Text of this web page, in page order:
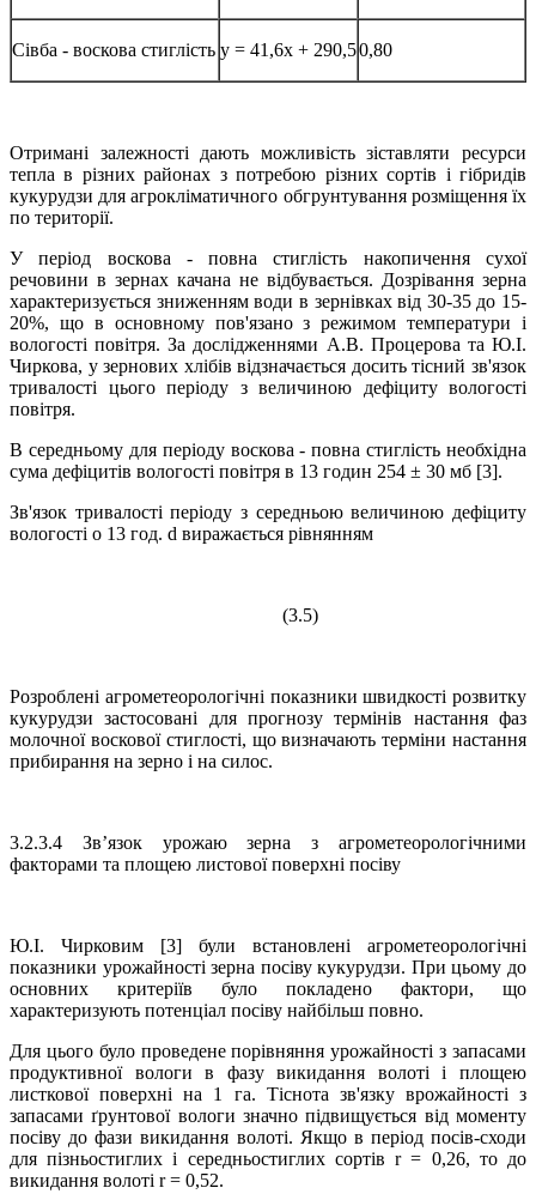
Сівба - воскова стиглість y = 41,6x + 290,50,80
Отримані залежності дають можливість зіставляти ресурси
тепла в різних районах з потребою різних сортів і гібридів
кукурудзи для агрокліматичного обгрунтування розміщення їх
по території.
У період воскова - повна стиглість накопичення сухої
речовини в зернах качана не відбувається. Дозрівання зерна
характеризується зниженням води в зернівках від 30-35 до 15-
20%, що в основному пов'язано з режимом температури і
вологості повітря. За дослідженнями А.В. Процерова та Ю.І.
Чиркова, у зернових хлібів відзначається досить тісний зв'язок
тривалості цього періоду з величиною дефіциту вологості
повітря.
В середньому для періоду воскова - повна стиглість необхідна
сума дефіцитів вологості повітря в 13 годин 254 ± 30 мб [3].
Зв'язок тривалості періоду з середньою величиною дефіциту
вологості о 13 год. d виражається рівнянням
(3.5)
Розроблені агрометеорологічні показники швидкості розвитку
кукурудзи застосовані для прогнозу термінів настання фаз
молочної воскової стиглості, що визначають терміни настання
прибирання на зерно і на силос.
3.2.3.4 Зв’язок урожаю зерна з агрометеорологічними
факторами та площею листової поверхні посіву
Ю.І. Чирковим [3] були встановлені агрометеорологічні
показники урожайності зерна посіву кукурудзи. При цьому до
основних критеріїв було покладено фактори, що
характеризують потенціал посіву найбільш повно.
Для цього було проведене порівняння урожайності з запасами
продуктивної вологи в фазу викидання волоті і площею
листкової поверхні на 1 га. Тіснота зв'язку врожайності з
запасами ґрунтової вологи значно підвищується від моменту
посіву до фази викидання волоті. Якщо в період посів-сходи
для пізньостиглих і середньостиглих сортів r = 0,26, то до
викидання волоті r = 0,52.